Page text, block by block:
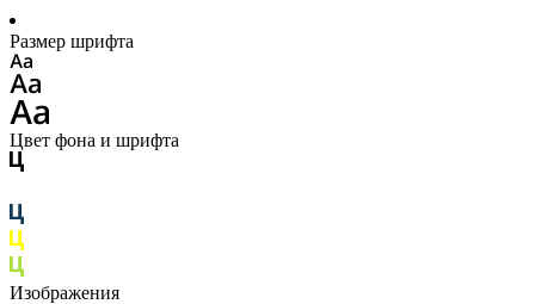
Размер шрифта
Цвет фона и шрифта
Изображения